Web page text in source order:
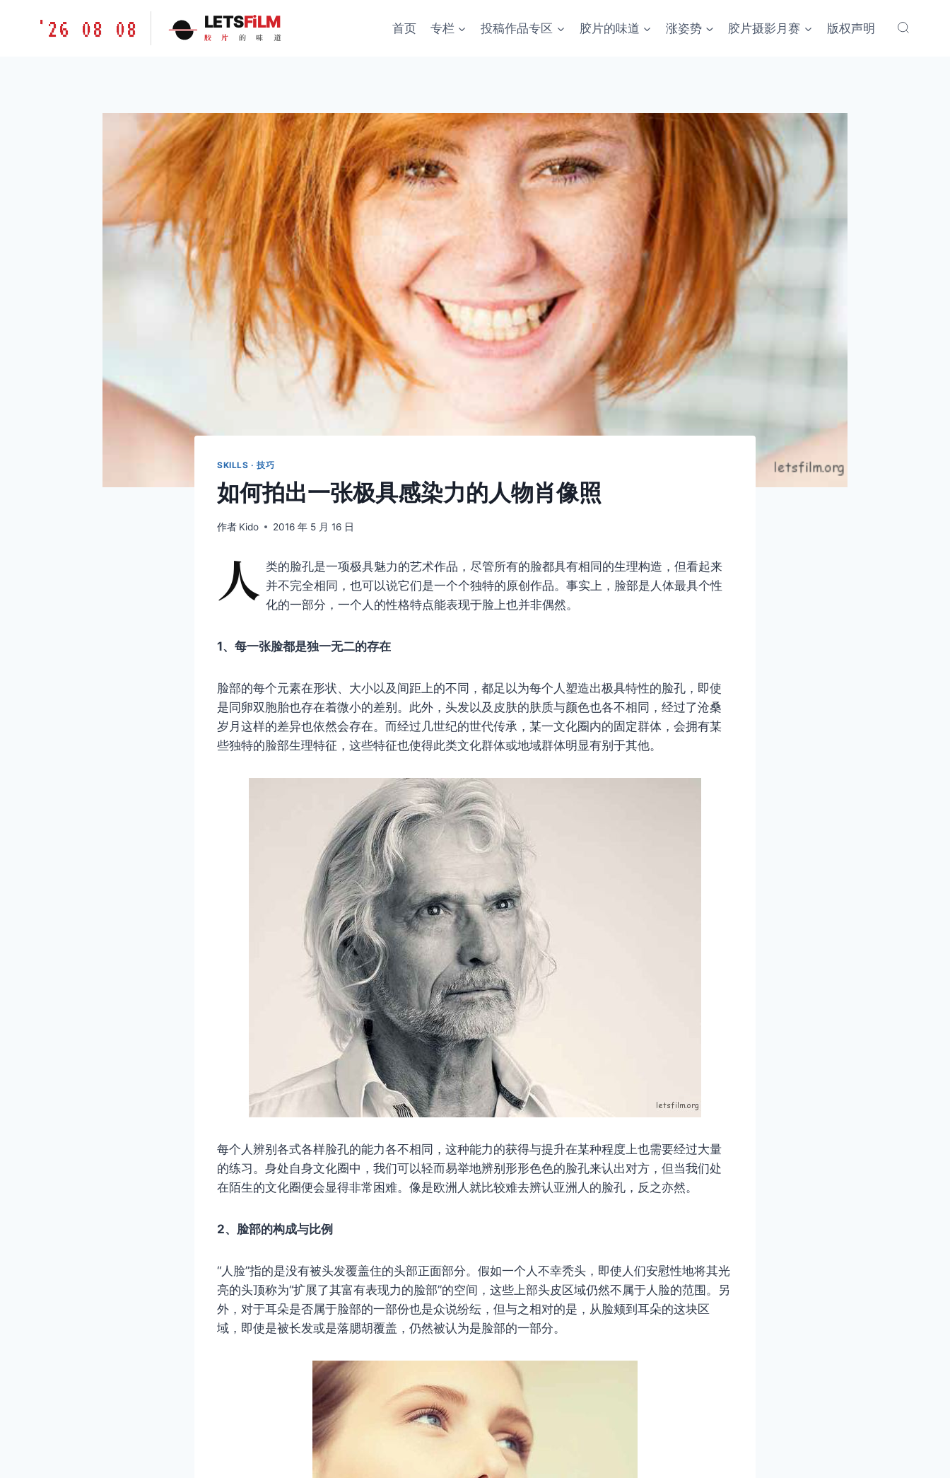
胶'26 08 08 LETSFiLM
胶 片 的 味 道
首页 专栏 投稿作品专区 胶片的味道 涨姿势 胶片摄影月赛 版权声明
SKILLS · 技巧
如何拍出一张极具感染力的人物肖像照
作者 Kido 2016 年 5 月 16 日
人 类的脸孔是一项极具魅力的艺术作品，尽管所有的脸都具有相同的生理构造，但看起来
并不完全相同，也可以说它们是一个个独特的原创作品。事实上，脸部是人体最具个性
化的一部分，一个人的性格特点能表现于脸上也并非偶然。
1、每一张脸都是独一无二的存在
脸部的每个元素在形状、大小以及间距上的不同，都足以为每个人塑造出极具特性的脸孔，即使
是同卵双胞胎也存在着微小的差别。此外，头发以及皮肤的肤质与颜色也各不相同，经过了沧桑
岁月这样的差异也依然会存在。而经过几世纪的世代传承，某一文化圈内的固定群体，会拥有某
些独特的脸部生理特征，这些特征也使得此类文化群体或地域群体明显有别于其他。
每个人辨别各式各样脸孔的能力各不相同，这种能力的获得与提升在某种程度上也需要经过大量
的练习。身处自身文化圈中，我们可以轻而易举地辨别形形色色的脸孔来认出对方，但当我们处
在陌生的文化圈便会显得非常困难。像是欧洲人就比较难去辨认亚洲人的脸孔，反之亦然。
2、脸部的构成与比例
“人脸”指的是没有被头发覆盖住的头部正面部分。假如一个人不幸秃头，即使人们安慰性地将其光
亮的头顶称为“扩展了其富有表现力的脸部”的空间，这些上部头皮区域仍然不属于人脸的范围。另
外，对于耳朵是否属于脸部的一部份也是众说纷纭，但与之相对的是，从脸颊到耳朵的这块区
域，即使是被长发或是落腮胡覆盖，仍然被认为是脸部的一部分。